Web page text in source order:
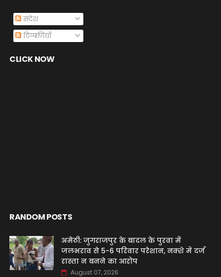
संदेश
टिप्पणियाँ
CLICK NOW
RANDOM POSTS
अमेठी: जुगराजपुर के बादल के पुरवा में
जलभराव से 5-6 परिवार परेशान, नक्शे में दर्ज
रास्ता न बनने का आरोप
August 07, 2026